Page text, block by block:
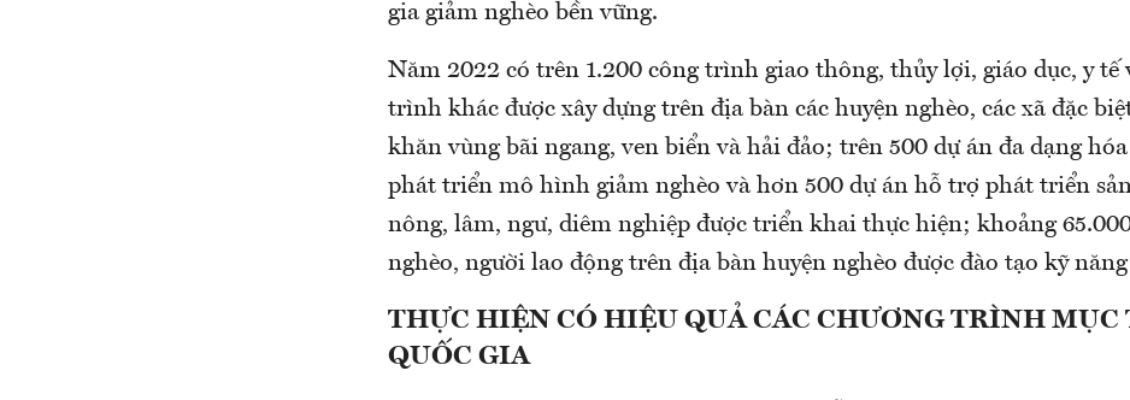
gia giảm nghèo bền vững.
Năm 2022 có trên 1.200 công trình giao thông, thủy lợi, giáo dục, y tế
trình khác được xây dựng trên địa bàn các huyện nghèo, các xã đặc
khăn vùng bãi ngang, ven biển và hải đảo; trên 500 dự án đa dạng
phát triển mô hình giảm nghèo và hơn 500 dự án hỗ trợ phát triển
nông, lâm, ngư, diêm nghiệp được triển khai thực hiện; khoảng
nghèo, người lao động trên địa bàn huyện nghèo được đào tạo kỹ năng
THỰC HIỆN CÓ HIỆU QUẢ CÁC CHƯƠNG TRÌNH MỤC
QUỐC GIA